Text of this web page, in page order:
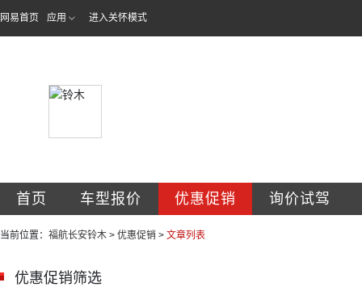
网易首页 应用 进入关怀模式
首页 车型报价 优惠促销 询价试驾
当前位置： 福航长安铃木 > 优惠促销 > 文章列表
优惠促销筛选